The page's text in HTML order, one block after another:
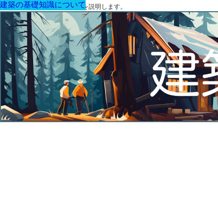
建築に関する用語と関連法令を説明します。
建築の基礎知識について
建築の基礎知識について
建築の基礎知識について
建築の基礎知識について
建築の基礎知識について
建築の基礎知識について
建築の基礎知識について